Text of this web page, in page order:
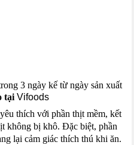
3 ngày kế từ ngày sản xuất
tạiVifoods
thích với phần thịt mềm, kết
không bị khô. Đặc biệt, phần
lại cảm giác thích thú khi ăn.